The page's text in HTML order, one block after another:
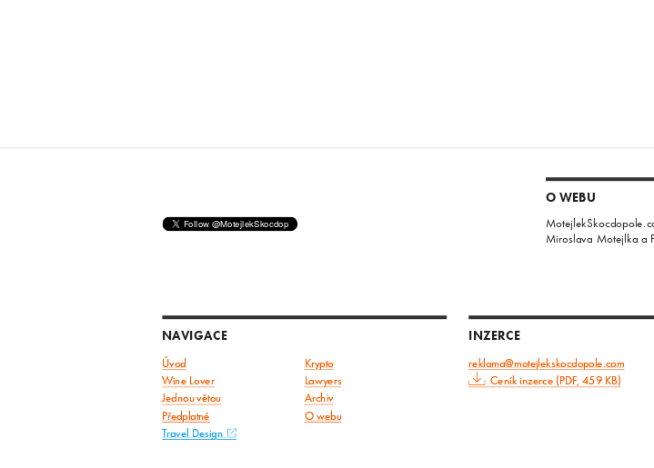
O WEBU
Miroslava Motejlka a
NAVIGACE
Úvod Krypto
Wine Lover
Lawyers
Jednou větou
Archiv
Předplatné O webu
Travel Design
INZERCE
reklama@motejlekskocdopole.com
Ceník inzerce (PDF, 459 KB)